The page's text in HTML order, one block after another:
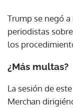
Trump se negó
periodistas
los
¿Más multas?
La sesión de
Merchan